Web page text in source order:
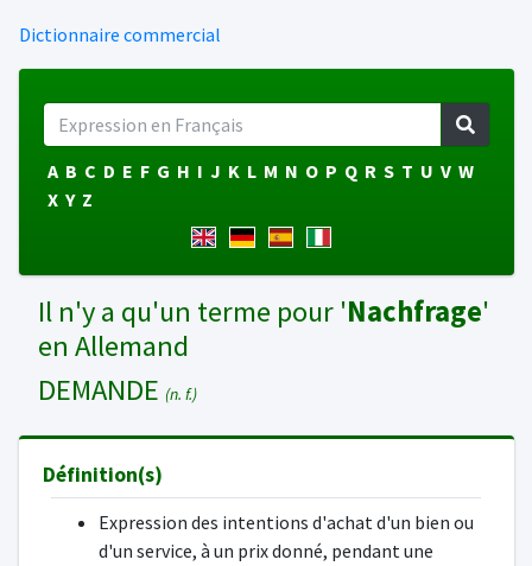
Dictionnaire commercial
A B C D E F G H I J K L M N O P Q R S T U V W
X Y Z
Il n'y a qu'un terme pour 'Nachfrage'
en Allemand
DEMANDE (n. f.)
Définition(s)
Expression des intentions d'achat d'un bien ou
d'un service, à un prix donné, pendant une